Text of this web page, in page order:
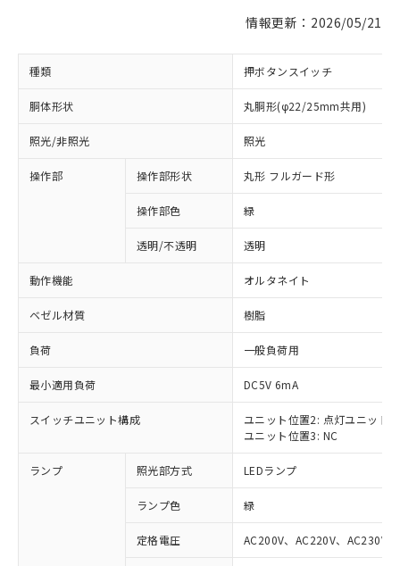
情報更新：2026/05/21
種類 押ボタンスイッチ
胴体形状 丸胴形(φ22/25mm共用)
照光/非照光 照光
操作部 操作部形状 丸形 フルガード形
操作部色 緑
透明/不透明 透明
動作機能 オルタネイト
ベゼル材質 樹脂
負荷 一般負荷用
最小適用負荷 DC5V 6mA
スイッチユニット構成
ユニット位置2: 点灯ユニット
ユニット位置3: NC
ランプ 照光部方式 LEDランプ
ランプ色 緑
定格電圧 AC200V、AC220V、AC230V